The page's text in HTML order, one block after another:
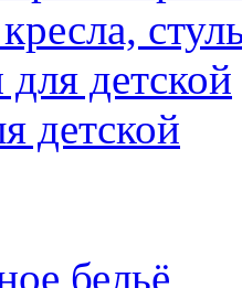
детской
детской
бельё